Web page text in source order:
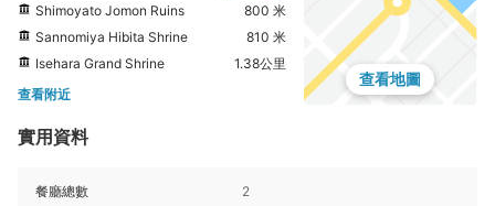
Shimoyato Jomon Ruins
800 米
Sannomiya Hibita Shrine
810 米
Isehara Grand Shrine
1.38公里
查看附近
查看地圖
實用資料
餐廳總數 2